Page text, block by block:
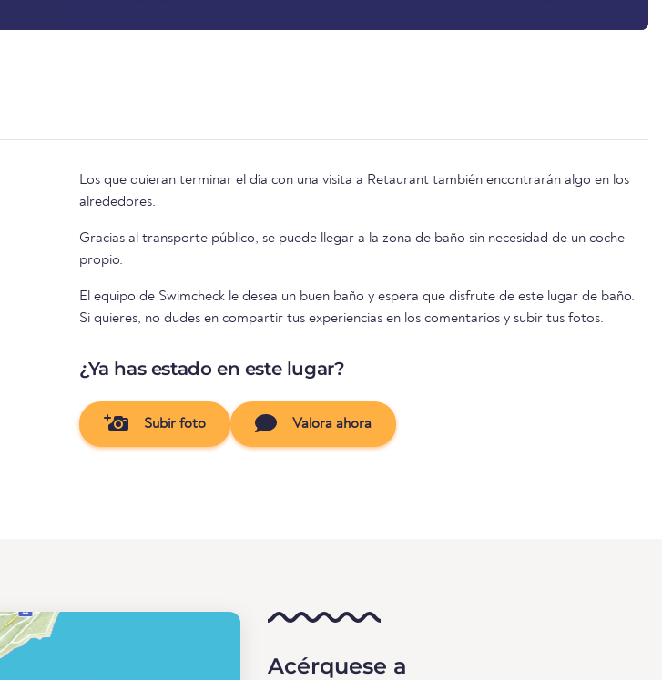
Los que quieran terminar el día con una visita a Retaurant también encontrarán algo en los
alrededores.
Gracias al transporte público, se puede llegar a la zona de baño sin necesidad de un coche
propio.
El equipo de Swimcheck le desea un buen baño y espera que disfrute de este lugar de baño.
Si quieres, no dudes en compartir tus experiencias en los comentarios y subir tus fotos.
¿Ya has estado en este lugar?
Subir foto Valora ahora
Acérquese a